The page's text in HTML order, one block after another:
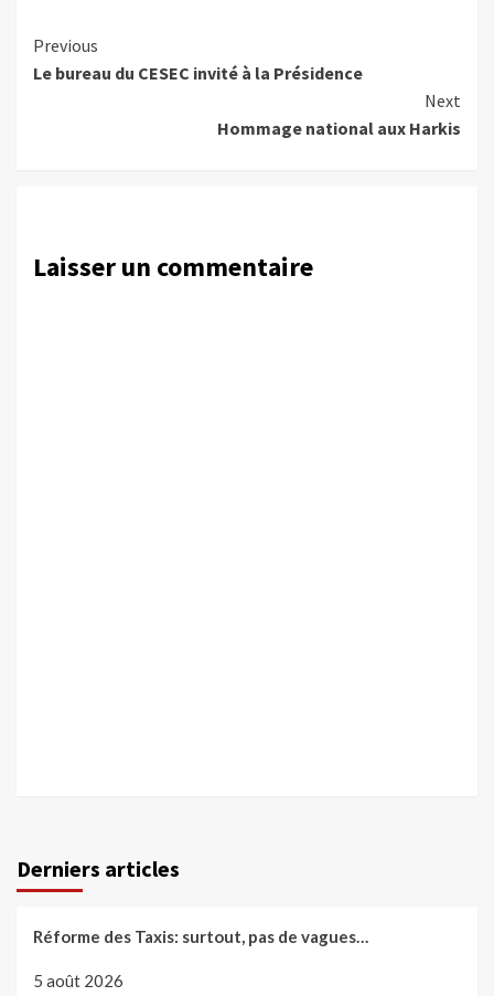
Continue
Reading
Previous
Le bureau du CESEC invité à la Présidence
Next
Hommage national aux Harkis
Laisser un commentaire
Derniers articles
Réforme des Taxis: surtout, pas de vagues…
5 août 2026